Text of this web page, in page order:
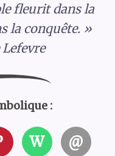
fleurit dans la
la conquête. »
:
W @